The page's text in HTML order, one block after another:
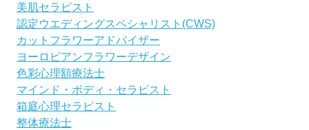
美肌セラピスト
認定ウエディングスペシャリスト(CWS)
カットフラワーアドバイザー
ヨーロピアンフラワーデザイン
色彩心理額療法士
マインド・ボディ・セラピスト
箱庭心理セラピスト
整体療法士